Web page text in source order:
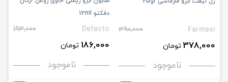
Farmasi
390,000
378,000 تومان
ناموجود
دفکتو 12ml
Defacto
193,000
186,000 تومان
ناموجود